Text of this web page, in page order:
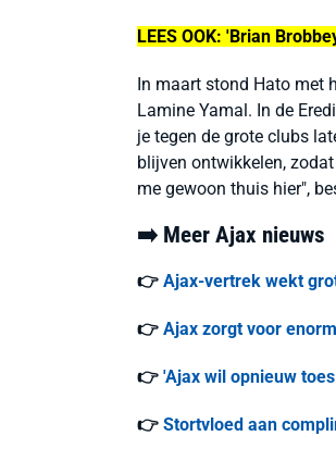
LEES OOK: 'Brian
In maart stond Hato met
Lamine Yamal. In de
je tegen de grote clubs
blijven ontwikkelen,
me gewoon thuis hier",
➡️ Meer Ajax nieuws
👉 Ajax-vertrek wekt
👉 Ajax zorgt voor
👉 'Ajax wil opnieuw
👉 Stortvloed aan